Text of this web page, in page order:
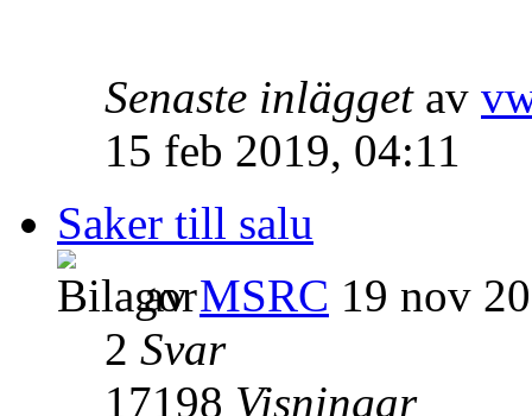
Senaste inlägget av
15 feb 2019, 04:11
Saker till salu
avMSRC 19 nov
2 Svar
17198 Visningar